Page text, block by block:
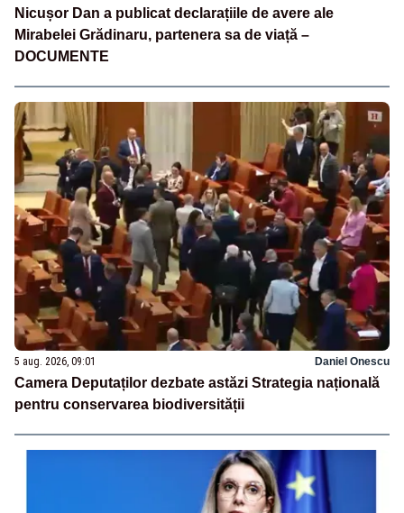
Nicușor Dan a publicat declarațiile de avere ale
Mirabelei Grădinaru, partenera sa de viață –
DOCUMENTE
5 aug. 2026, 09:01 Daniel Onescu
Camera Deputaților dezbate astăzi Strategia națională
pentru conservarea biodiversității